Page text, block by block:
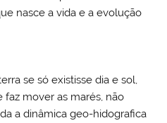
nasce a vida e a evolução
se só existisse dia e sol,
mover as marés, não
a dinâmica geo-hidografica